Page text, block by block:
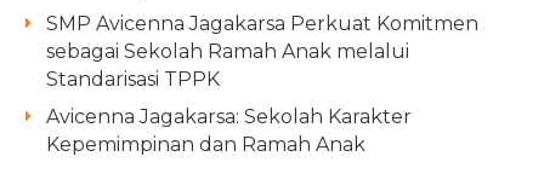
SMP Avicenna Jagakarsa Perkuat Komitmen
sebagai Sekolah Ramah Anak melalui
Standarisasi TPPK
Avicenna Jagakarsa: Sekolah Karakter
Kepemimpinan dan Ramah Anak